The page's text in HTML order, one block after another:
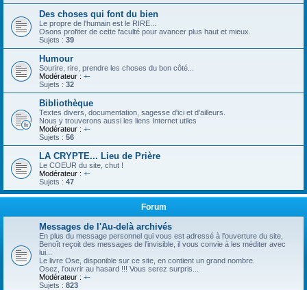
Des choses qui font du bien
Le propre de l'humain est le RIRE...
Osons profiter de cette faculté pour avancer plus haut et mieux.
Sujets : 39
Humour
Sourire, rire, prendre les choses du bon côté...
Modérateur : +-
Sujets : 32
Bibliothèque
Textes divers, documentation, sagesse d'ici et d'ailleurs.
Nous y trouverons aussi les liens Internet utiles
Modérateur : +-
Sujets : 56
LA CRYPTE... Lieu de Prière
Le COEUR du site, chut !
Modérateur : +-
Sujets : 47
Forum
Messages de l'Au-delà archivés
En plus du message personnel qui vous est adressé à l'ouverture du site,
Benoît reçoit des messages de l'invisible, il vous convie à les méditer avec
lui...
Le livre Ose, disponible sur ce site, en contient un grand nombre.
Osez, l'ouvrir au hasard !!! Vous serez surpris...
Modérateur : +-
Sujets : 823